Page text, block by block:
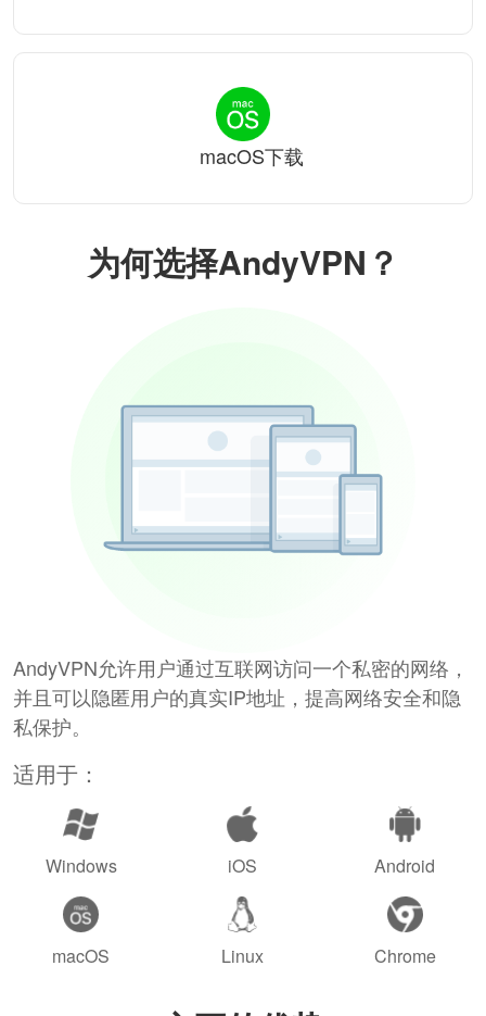
为何选择AndyVPN？
AndyVPN允许用户通过互联网访问一个私密的网络，
并且可以隐匿用户的真实IP地址，提高网络安全和隐
私保护。
适用于：
Windows iOS Android
macOS Linux Chrome
macOS下载